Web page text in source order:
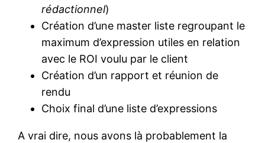
rédactionnel)
Création d’une master liste regroupant le
maximum d’expression utiles en relation
avec le ROI voulu par le client
Création d’un rapport et réunion de
rendu
Choix final d’une liste d’expressions
A vrai dire, nous avons là probablement la